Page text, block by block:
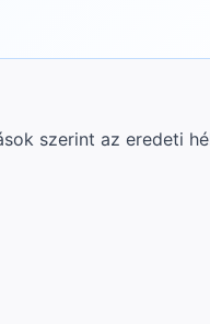
szerint az eredeti